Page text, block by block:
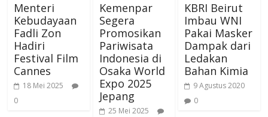
Menteri
Kebudayaan
Fadli Zon
Hadiri
Festival Film
Cannes
18 Mei 2025
0
Kemenpar
Segera
Promosikan
Pariwisata
Indonesia di
Osaka World
Expo 2025
Jepang
25 Mei 2025
KBRI Beirut
Imbau WNI
Pakai Masker
Dampak dari
Ledakan
Bahan Kimia
9 Agustus 2020
0